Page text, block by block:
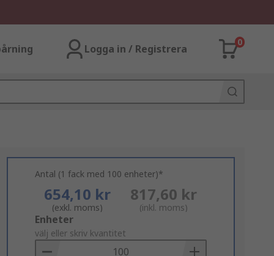
Logga in / Registrera
0
Antal (1 fack med 100 enheter)*
654,10 kr
(exkl. moms)
817,60 kr
(inkl. moms)
Add
to
Basket
Enheter
välj eller skriv kvantitet